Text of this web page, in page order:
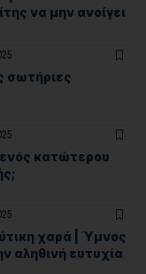
να μην ανοίγει
σωτήριες
κατώτερου
χαρά | Ύμνος
αληθινή ευτυχία